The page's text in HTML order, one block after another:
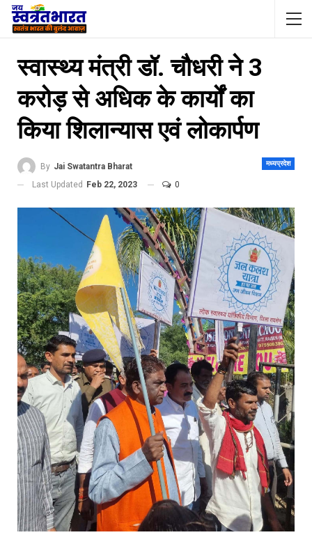
स्वास्थ्य मंत्री डॉ. चौधरी ने 3
करोड़ से अधिक के कार्यों का
किया शिलान्यास एवं लोकार्पण
मध्यप्रदेश
By Jai Swatantra Bharat
Last Updated Feb 22, 2023 0